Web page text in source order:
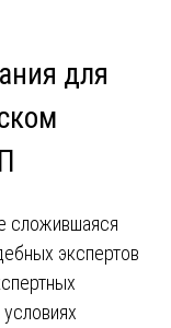
для
сложившаяся
экспертов